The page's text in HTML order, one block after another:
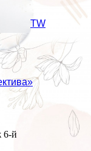
TW
6-й